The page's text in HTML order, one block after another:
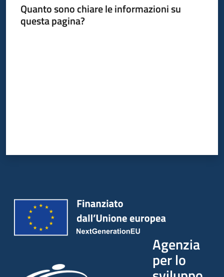
Quanto sono chiare le informazioni su
questa pagina?
Agenzia
per lo